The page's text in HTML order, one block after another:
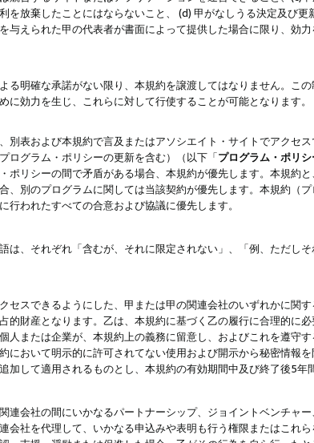
を放棄したことにはならないこと、 (d) 甲がなしうる決定及び
与えられた甲の代表者が書面によって提供した場合に限り、効
明確な承諾がない限り、本規約を譲渡してはなりません。こ
効力を生じ、これらに対して行使することが可能となります。
表および本規約で言及またはアソシエイト・サイトでアクセス
ログラム・ポリシーの更新を含む）（以下「プログラム・ポリシ
ポリシーの間で矛盾がある場合、本規約が優先します。本規約
、別のプログラムに関しては当該契約が優先します。本規約（
われたすべての合意および協議に優先します。
、それぞれ「含むが、それに限定されない」、「例、ただし
セスできるようにした、甲または甲の関連会社のいずれかに関
的財産となります。乙は、本規約に基づく乙の履行に合理的に
人または企業が、本規約上の義務に留意し、およびこれを遵守
おいて明示的に許可されてない使用および開示から秘密情報
して適用されるものとし、本規約の有効期間中及び終了後5年
会社の間にいかなるパートナーシップ、ジョイントベンチャ
会社を代理して、いかなる申込みや表明も行う権限またはこれ